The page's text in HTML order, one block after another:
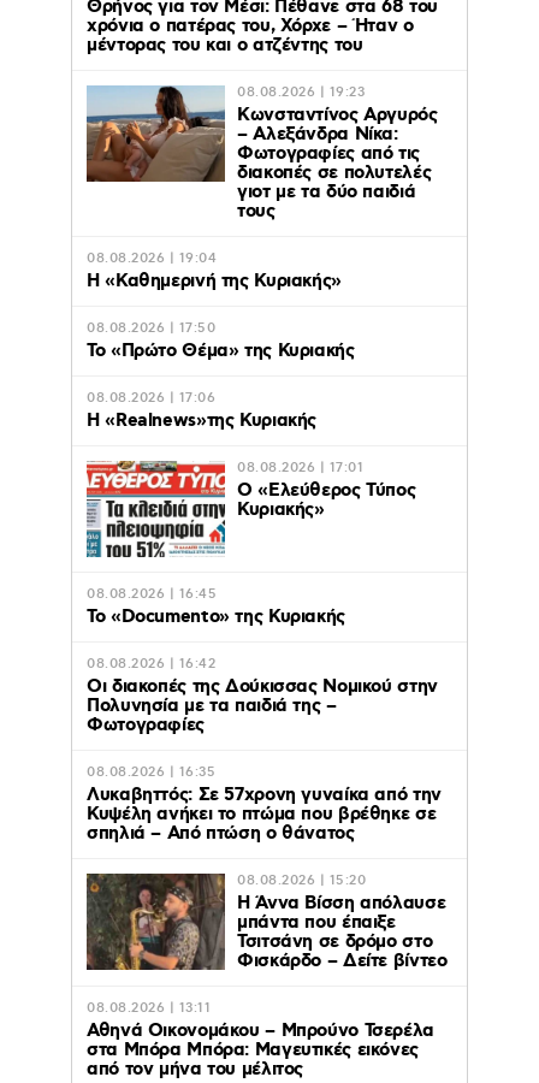
Θρήνος για τον Μέσι: Πέθανε στα 68 του
χρόνια ο πατέρας του, Χόρχε – Ήταν ο
μέντορας του και ο ατζέντης του
08.08.2026 | 19:23
Κωνσταντίνος Αργυρός
– Αλεξάνδρα Νίκα:
Φωτογραφίες από τις
διακοπές σε πολυτελές
γιοτ με τα δύο παιδιά
τους
08.08.2026 | 19:04
H «Καθημερινή της Κυριακής»
08.08.2026 | 17:50
Το «Πρώτο Θέμα» της Κυριακής
08.08.2026 | 17:06
Η «Realnews»της Κυριακής
08.08.2026 | 17:01
Ο «Eλεύθερος Τύπος
Κυριακής»
08.08.2026 | 16:45
Το «Documento» της Κυριακής
08.08.2026 | 16:42
Οι διακοπές της Δούκισσας Νομικού στην
Πολυνησία με τα παιδιά της –
Φωτογραφίες
08.08.2026 | 16:35
Λυκαβηττός: Σε 57χρονη γυναίκα από την
Κυψέλη ανήκει το πτώμα που βρέθηκε σε
σπηλιά – Από πτώση ο θάνατος
08.08.2026 | 15:20
Η Άννα Βίσση απόλαυσε
μπάντα που έπαιξε
Τσιτσάνη σε δρόμο στο
Φισκάρδο – Δείτε βίντεο
08.08.2026 | 13:11
Αθηνά Οικονομάκου – Μπρούνο Τσερέλα
στα Μπόρα Μπόρα: Mαγευτικές εικόνες
από τον μήνα του μέλιτος